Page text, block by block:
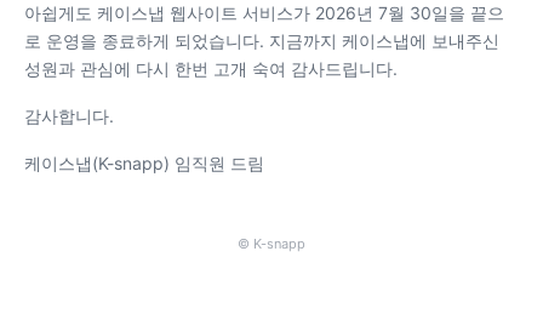
아쉽게도 케이스냅 웹사이트 서비스가 2026년 7월 30일을 끝으
로 운영을 종료하게 되었습니다. 지금까지 케이스냅에 보내주신
성원과 관심에 다시 한번 고개 숙여 감사드립니다.
감사합니다.
케이스냅(K-snapp) 임직원 드림
© K-snapp